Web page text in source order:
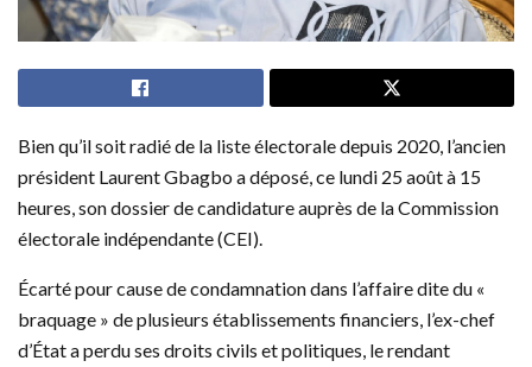
Bien qu’il soit radié de la liste électorale depuis 2020, l’ancien
président Laurent Gbagbo a déposé, ce lundi 25 août à 15
heures, son dossier de candidature auprès de la Commission
électorale indépendante (CEI).
Écarté pour cause de condamnation dans l’affaire dite du «
braquage » de plusieurs établissements financiers, l’ex-chef
d’État a perdu ses droits civils et politiques, le rendant